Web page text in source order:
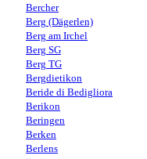
Bercher
Berg (Dägerlen)
Berg am Irchel
Berg SG
Berg TG
Bergdietikon
Beride di Bedigliora
Berikon
Beringen
Berken
Berlens